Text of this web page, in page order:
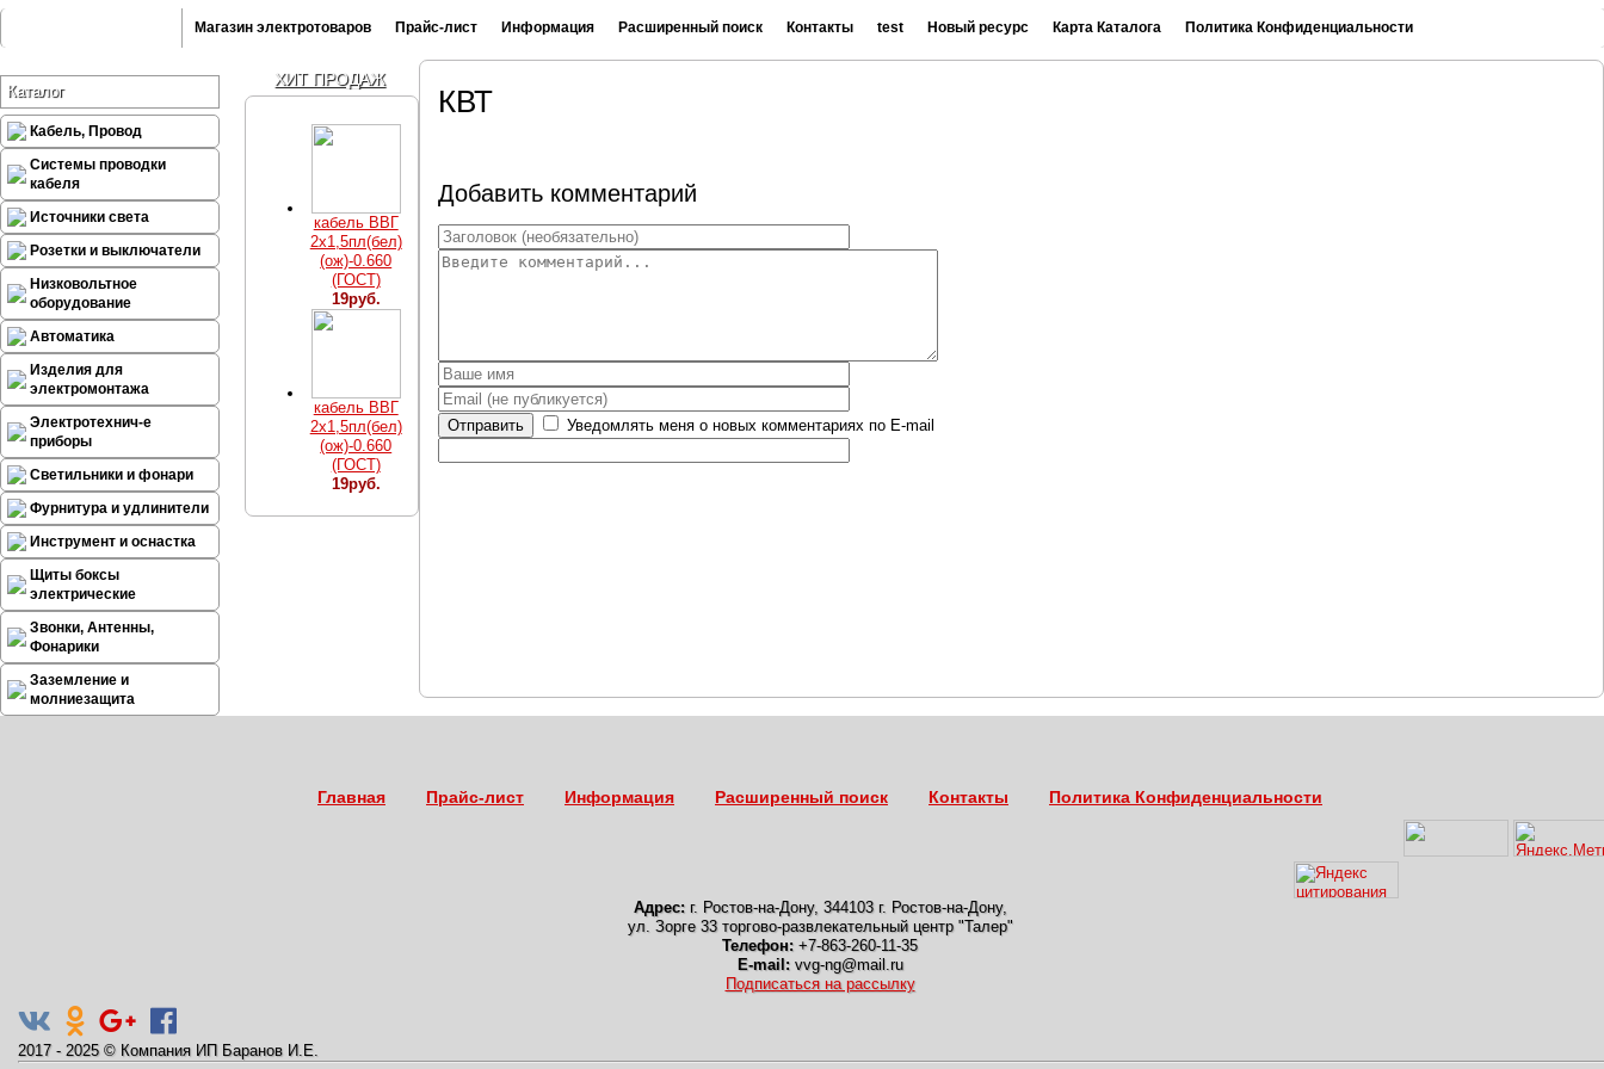
Магазин электротоваров Прайс-лист Информация Расширенный поиск Контакты test Новый ресурс Карта Каталога Политика Конфиденциальности
Каталог
Кабель, Провод
Системы проводки
кабеля
Источники света
Розетки и выключатели
Низковольтное
оборудование
Автоматика
Изделия для
электромонтажа
Электротехнич-е
приборы
Светильники и фонари
Фурнитура и удлинители
Инструмент и оснастка
Щиты боксы
электрические
Звонки, Антенны,
Фонарики
Заземление и
молниезащита
ХИТ ПРОДАЖ
кабель ВВГ
2х1,5пл(бел)
(ож)-0.660
(ГОСТ)
19руб.
кабель ВВГ
2х1,5пл(бел)
(ож)-0.660
(ГОСТ)
19руб.
КВТ
Добавить комментарий
Отправить Уведомлять меня о новых комментариях по E-mail
Главная Прайс-лист Информация Расширенный поиск Контакты Политика Конфиденциальности
Адрес: г. Ростов-на-Дону, 344103 г. Ростов-на-Дону,
ул. Зорге 33 торгово-развлекательный центр "Талер"
Телефон: +7-863-260-11-35
E-mail: vvg-ng@mail.ru
Подписаться на рассылку
2017 - 2025 © Компания ИП Баранов И.Е.